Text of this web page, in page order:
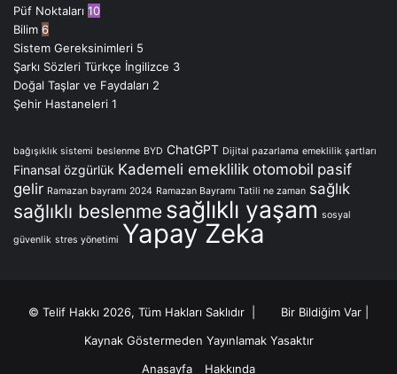
Püf Noktaları 10
Bilim 6
Sistem Gereksinimleri 5
Şarkı Sözleri Türkçe İngilizce 3
Doğal Taşlar ve Faydaları 2
Şehir Hastaneleri 1
bağışıklık sistemi beslenme BYD ChatGPT Dijital pazarlama emeklilik şartları
Finansal özgürlük Kademeli emeklilik otomobil pasif
gelir Ramazan bayramı 2024 Ramazan Bayramı Tatili ne zaman sağlık
sağlıklı beslenme sağlıklı yaşam sosyal
güvenlik stres yönetimi Yapay Zeka
© Telif Hakkı 2026, Tüm Hakları Saklıdır | Bir Bildiğim Var
Kaynak Göstermeden Yayınlamak Yasaktır
Anasayfa
Hakkında